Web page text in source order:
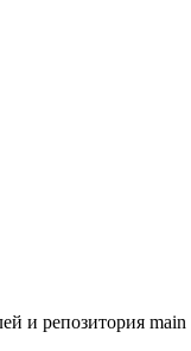
и репозитория main